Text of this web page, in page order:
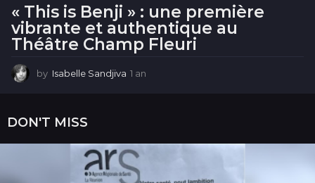
« This is Benji » : une première
vibrante et authentique au
Théâtre Champ Fleuri
by Isabelle Sandjiva 1 an
DON'T MISS